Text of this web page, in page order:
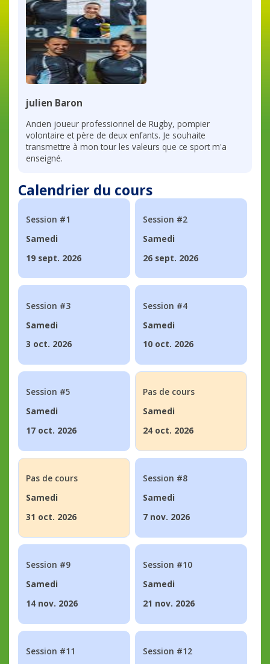
julien Baron
Ancien joueur professionnel de Rugby, pompier
volontaire et père de deux enfants. Je souhaite
transmettre à mon tour les valeurs que ce sport m'a
enseigné.
Calendrier du cours
Session #1
Samedi
19 sept. 2026
Session #2
Samedi
26 sept. 2026
Session #3
Samedi
3 oct. 2026
Session #4
Samedi
10 oct. 2026
Session #5
Samedi
17 oct. 2026
Pas de cours
Samedi
24 oct. 2026
Pas de cours
Samedi
31 oct. 2026
Session #8
Samedi
7 nov. 2026
Session #9
Samedi
14 nov. 2026
Session #10
Samedi
21 nov. 2026
Session #11
Session #12